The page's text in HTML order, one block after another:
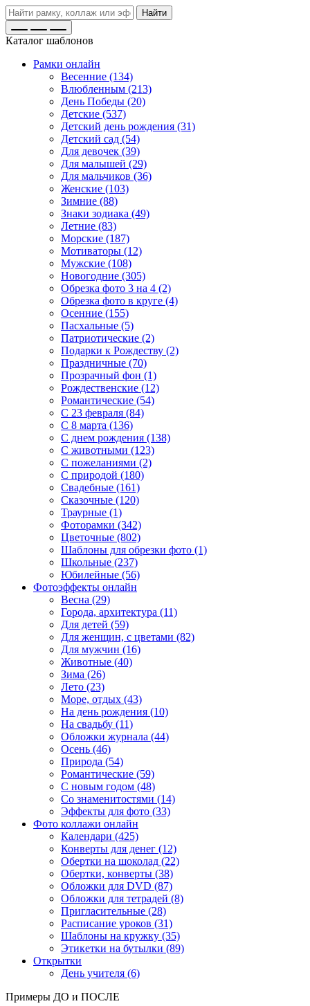
Найти
Каталог шаблонов
Рамки онлайн
Весенние (134)
Влюбленным (213)
День Победы (20)
Детские (537)
Детский день рождения (31)
Детский сад (54)
Для девочек (39)
Для малышей (29)
Для мальчиков (36)
Женские (103)
Зимние (88)
Знаки зодиака (49)
Летние (83)
Морские (187)
Мотиваторы (12)
Мужские (108)
Новогодние (305)
Обрезка фото 3 на 4 (2)
Обрезка фото в круге (4)
Осенние (155)
Пасхальные (5)
Патриотические (2)
Подарки к Рождеству (2)
Праздничные (70)
Прозрачный фон (1)
Рождественские (12)
Романтические (54)
С 23 февраля (84)
С 8 марта (136)
С днем рождения (138)
С животными (123)
С пожеланиями (2)
С природой (180)
Свадебные (161)
Сказочные (120)
Траурные (1)
Фоторамки (342)
Цветочные (802)
Шаблоны для обрезки фото (1)
Школьные (237)
Юбилейные (56)
Фотоэффекты онлайн
Весна (29)
Города, архитектура (11)
Для детей (59)
Для женщин, с цветами (82)
Для мужчин (16)
Животные (40)
Зима (26)
Лето (23)
Море, отдых (43)
На день рождения (10)
На свадьбу (11)
Обложки журнала (44)
Осень (46)
Природа (54)
Романтические (59)
С новым годом (48)
Со знаменитостями (14)
Эффекты для фото (33)
Фото коллажи онлайн
Календари (425)
Конверты для денег (12)
Обертки на шоколад (22)
Обертки, конверты (38)
Обложки для DVD (87)
Обложки для тетрадей (8)
Пригласительные (28)
Расписание уроков (31)
Шаблоны на кружку (35)
Этикетки на бутылки (89)
Открытки
День учителя (6)
Примеры ДО и ПОСЛЕ